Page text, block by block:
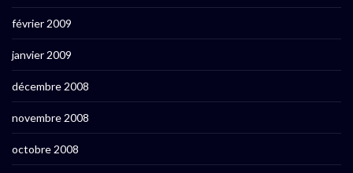
février 2009
janvier 2009
décembre 2008
novembre 2008
octobre 2008